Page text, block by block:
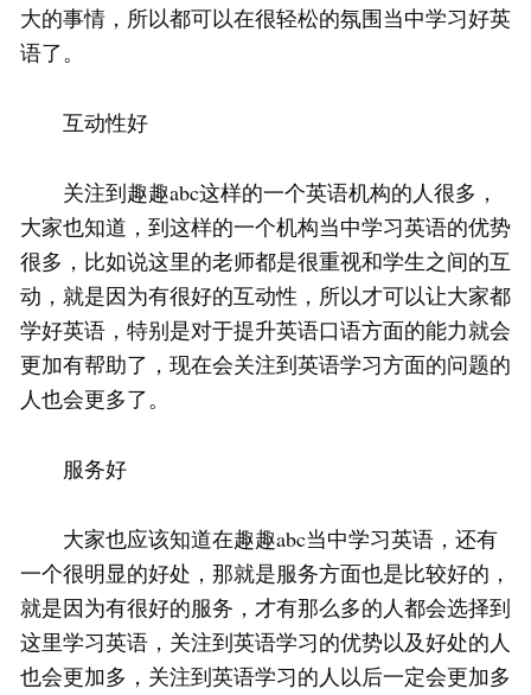
大的事情，所以都可以在很轻松的氛围当中学习好英
语了。
互动性好
关注到趣趣abc这样的一个英语机构的人很多，
大家也知道，到这样的一个机构当中学习英语的优势
很多，比如说这里的老师都是很重视和学生之间的互
动，就是因为有很好的互动性，所以才可以让大家都
学好英语，特别是对于提升英语口语方面的能力就会
更加有帮助了，现在会关注到英语学习方面的问题的
人也会更多了。
服务好
大家也应该知道在趣趣abc当中学习英语，还有
一个很明显的好处，那就是服务方面也是比较好的，
就是因为有很好的服务，才有那么多的人都会选择到
这里学习英语，关注到英语学习的优势以及好处的人
也会更加多，关注到英语学习的人以后一定会更加多